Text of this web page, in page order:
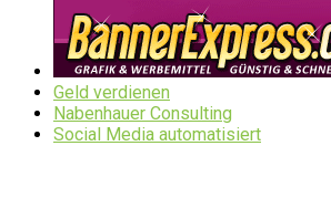
Geld verdienen
Nabenhauer Consulting
Social Media automatisiert